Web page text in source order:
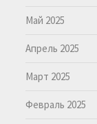
Май 2025
Апрель 2025
Март 2025
Февраль 2025